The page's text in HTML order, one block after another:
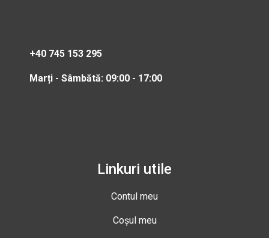
+40 745 153 295
Marți - Sâmbătă: 09:00 - 17:00
Linkuri utile
Contul meu
Coșul meu